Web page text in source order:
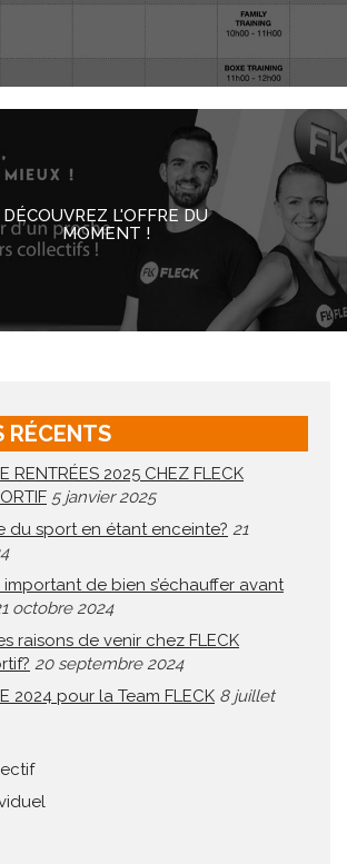
DÉCOUVREZ L'OFFRE DU
MOMENT !
RÉCENTS
RENTRÉES 2025 CHEZ FLECK
5 janvier 2025
du sport en étant enceinte? 21
de bien s’échauffer avant
octobre 2024
raisons de venir chez FLECK
20 septembre 2024
2024 pour la Team FLECK 8 juillet